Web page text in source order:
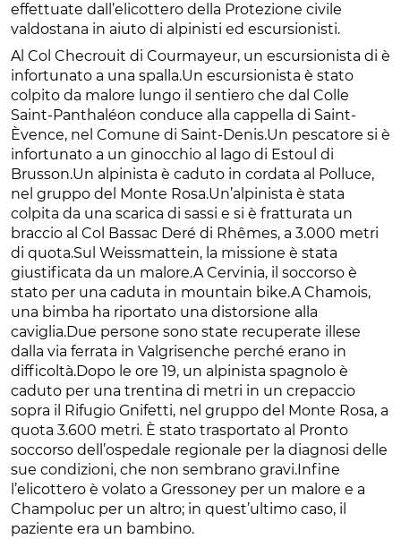
effettuate dall’elicottero della Protezione civile
valdostana in aiuto di alpinisti ed escursionisti.
Al Col Checrouit di Courmayeur, un escursionista di è
infortunato a una spalla.Un escursionista è stato
colpito da malore lungo il sentiero che dal Colle
Saint-Panthaléon conduce alla cappella di Saint-
Èvence, nel Comune di Saint-Denis.Un pescatore si è
infortunato a un ginocchio al lago di Estoul di
Brusson.Un alpinista è caduto in cordata al Polluce,
nel gruppo del Monte Rosa.Un’alpinista è stata
colpita da una scarica di sassi e si è fratturata un
braccio al Col Bassac Deré di Rhêmes, a 3.000 metri
di quota.Sul Weissmattein, la missione è stata
giustificata da un malore.A Cervinia, il soccorso è
stato per una caduta in mountain bike.A Chamois,
una bimba ha riportato una distorsione alla
caviglia.Due persone sono state recuperate illese
dalla via ferrata in Valgrisenche perché erano in
difficoltà.Dopo le ore 19, un alpinista spagnolo è
caduto per una trentina di metri in un crepaccio
sopra il Rifugio Gnifetti, nel gruppo del Monte Rosa, a
quota 3.600 metri. È stato trasportato al Pronto
soccorso dell’ospedale regionale per la diagnosi delle
sue condizioni, che non sembrano gravi.Infine
l’elicottero è volato a Gressoney per un malore e a
Champoluc per un altro; in quest’ultimo caso, il
paziente era un bambino.